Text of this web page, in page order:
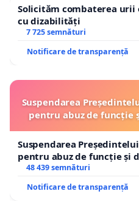
Solicităm combaterea urii
cu dizabilități
7 725 semnături
Notificare de transparență
Suspendarea
pentru abuz de funcție
Suspendarea
pentru abuz de funcție și
48 439 semnături
Notificare de transparență